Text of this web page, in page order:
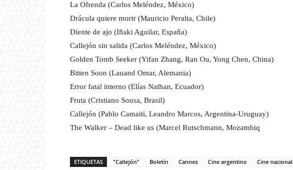
La Ofrenda (Carlos Meléndez, México)
Drácula quiere morir (Mauricio Peralta, Chile)
Diente de ajo (Iñaki Aguilar, España)
Callejón sin salida (Carlos Meléndez, México)
Golden Tomb Seeker (Yifan Zhang, Ran Ou, Yong Chen, China)
Bitten Soon (Lauand Omar, Alemania)
Error fatal interno (Elías Nathan, Ecuador)
Fruta (Cristiano Sousa, Brasil)
Callejón (Pablo Camaiti, Leandro Marcos, Argentina-Uruguay)
The Walker – Dead like us (Marcel Rutschmann, Mozambiq
ETIQUETAS "Callejón" Boletín Cannes Cine argentino Cine nacional